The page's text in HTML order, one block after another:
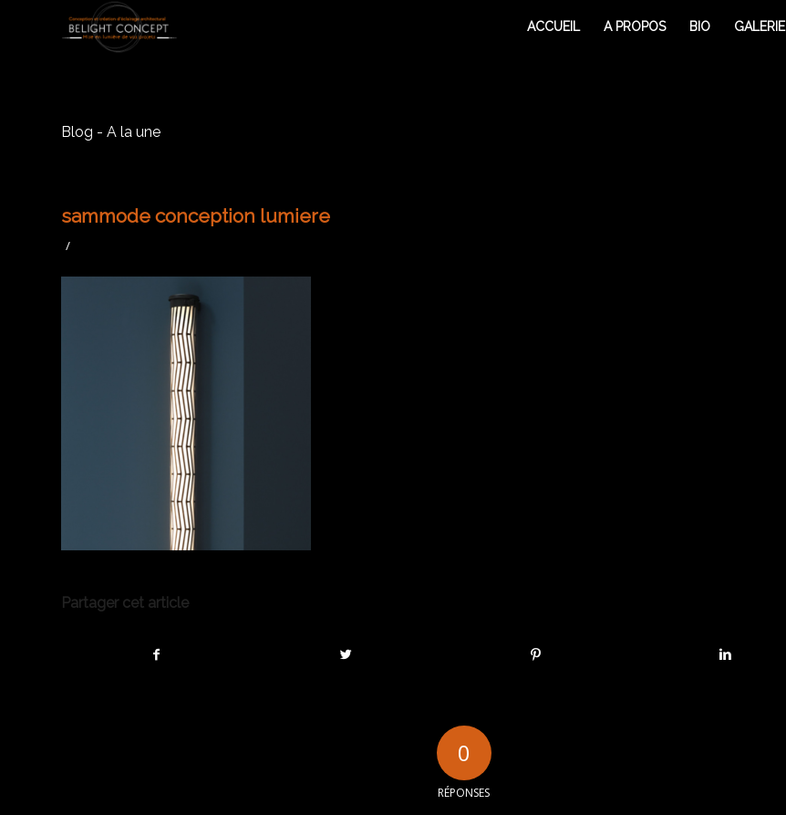
ACCUEIL A PROPOS BIO GALERIE
Blog - A la une
sammode conception lumiere
/
Partager cet article
0
RÉPONSES